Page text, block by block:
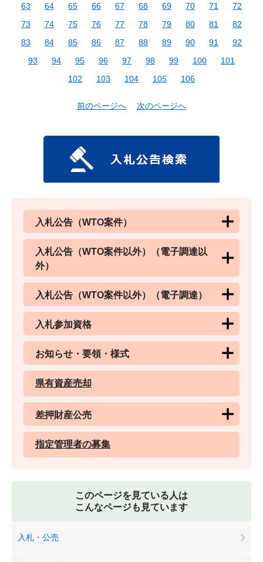
63
64 65 66 67 68 69 70 71
72
73
74 75 76 77 78 79 80 81
82
83
84 85 86 87 88 89 90 91
92
93
94 95 96 97 98 99 100
101
102
103 104 105 106
前のページへ 次のページへ
入札公告（WTO案件）
入札公告（WTO案件以外）（電子調達以
外）
入札公告（WTO案件以外）（電子調達）
入札参加資格
お知らせ・要領・様式
県有資産売却
差押財産公売
指定管理者の募集
このページを見ている人は
こんなページも見ています
入札・公売